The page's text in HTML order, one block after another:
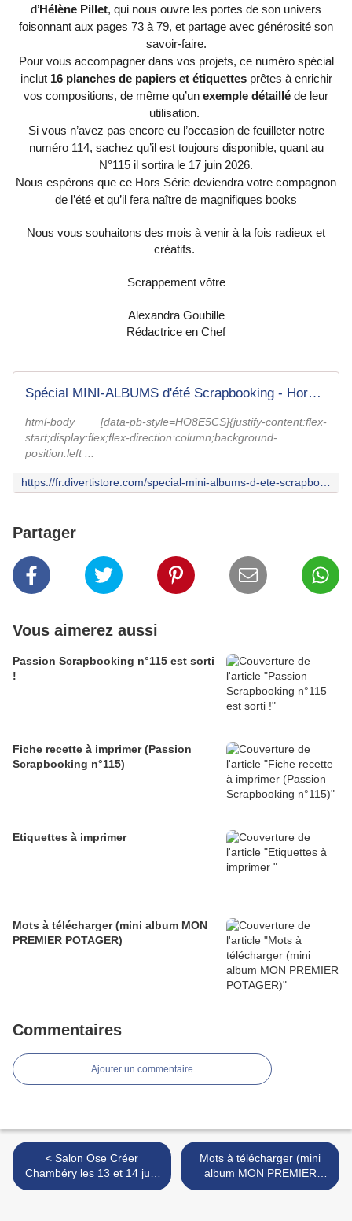
d’Hélène Pillet, qui nous ouvre les portes de son univers
foisonnant aux pages 73 à 79, et partage avec générosité son
savoir-faire.
Pour vous accompagner dans vos projets, ce numéro spécial
inclut 16 planches de papiers et étiquettesprêtes à enrichir
vos compositions, de même qu’un exemple détaillé de leur
utilisation.
Si vous n’avez pas encore eu l’occasion de feuilleter notre
numéro 114, sachez qu’il est toujours disponible, quant au
N°115 il sortira le 17 juin 2026.
Nous espérons que ce Hors Série deviendra votre compagnon
de l’été et qu’il fera naître de magnifiques books
Nous vous souhaitons des mois à venir à la fois radieux et
créatifs.
Scrappement vôtre
Alexandra Goubille
Rédactrice en Chef
Spécial MINI-ALBUMS d'été Scrapbooking - Hors-série d'été 2026 + Tampon
html-body [data-pb-style=HO8E5CS]{justify-content:flex-
start;display:flex;flex-direction:column;background-
position:left ...
Partager
Vous aimerez aussi
Passion Scrapbooking n°115 est sorti
!
Fiche recette à imprimer (Passion
Scrapbooking n°115)
Etiquettes à imprimer
Mots à télécharger (mini album MON
PREMIER POTAGER)
Commentaires
Ajouter un commentaire
< Salon Ose Créer
Chambéry les 13 et 14 juin
2026
Mots à télécharger (mini
album MON PREMIER
POTAGER) >